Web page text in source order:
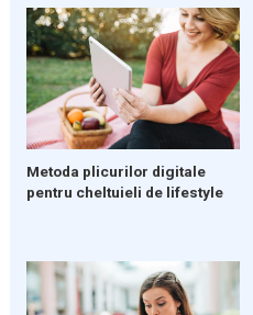
Metoda plicurilor digitale
pentru cheltuieli de lifestyle